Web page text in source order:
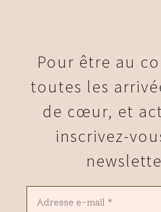
Pour être au
toutes les
de cœur, et
inscrivez-